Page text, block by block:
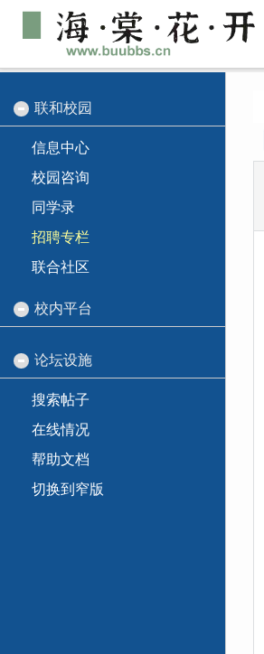
联和校园
信息中心
校园咨询
同学录
招聘专栏
联合社区
校内平台
论坛设施
搜索帖子
在线情况
帮助文档
切换到窄版